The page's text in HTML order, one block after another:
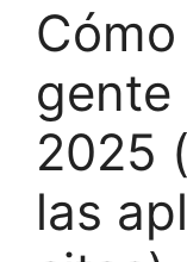
gente
2025
las